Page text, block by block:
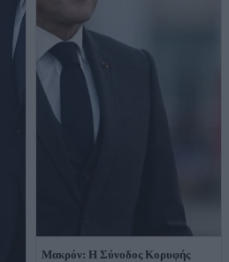
Μακρόν: Η Σύνοδος Κορυφής